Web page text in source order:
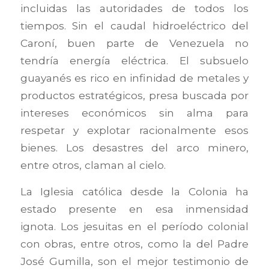
incluidas las autoridades de todos los
tiempos. Sin el caudal hidroeléctrico del
Caroní, buen parte de Venezuela no
tendría energía eléctrica. El subsuelo
guayanés es rico en infinidad de metales y
productos estratégicos, presa buscada por
intereses económicos sin alma para
respetar y explotar racionalmente esos
bienes. Los desastres del arco minero,
entre otros, claman al cielo.
La Iglesia católica desde la Colonia ha
estado presente en esa inmensidad
ignota. Los jesuitas en el período colonial
con obras, entre otros, como la del Padre
José Gumilla, son el mejor testimonio de